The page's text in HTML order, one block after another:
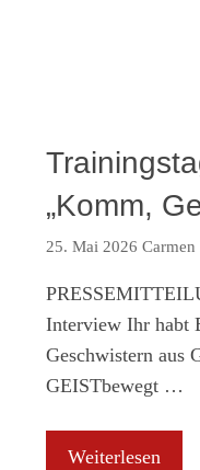
„Komm,
25. Mai 2026
Interview Ihr habt
Geschwistern aus
GEISTbewegt …
Weiterlesen